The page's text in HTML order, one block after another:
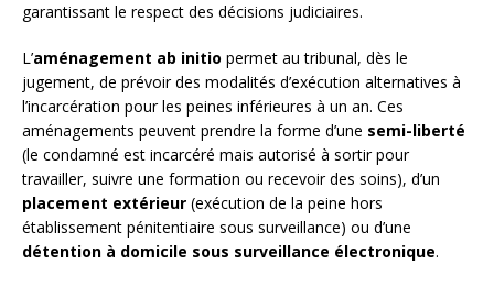
garantissant le respect des décisions judiciaires.
L’aménagement ab initio permet au tribunal, dès le
jugement, de prévoir des modalités d’exécution alternatives à
l’incarcération pour les peines inférieures à un an. Ces
aménagements peuvent prendre la forme d’une semi-liberté
(le condamné est incarcéré mais autorisé à sortir pour
travailler, suivre une formation ou recevoir des soins), d’un
placement extérieur (exécution de la peine hors
établissement pénitentiaire sous surveillance) ou d’une
détention à domicile sous surveillance électronique.